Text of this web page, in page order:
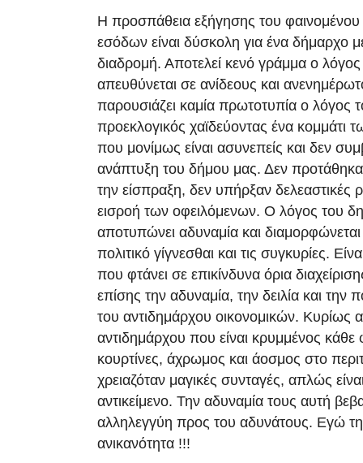
Η προσπάθεια εξήγησης του
εσόδων είναι δύσκολη για ένα δήμαρχο
διαδρομή. Αποτελεί κενό γράμμα ο λόγος
απευθύνεται σε ανίδεους και
παρουσιάζει καμία πρωτοτυπία ο λόγος
προεκλογικός χαϊδεύοντας ένα κομμάτι
που μονίμως είναι ασυνεπείς και δεν
ανάπτυξη του δήμου μας. Δεν
την είσπραξη, δεν υπήρξαν δελεαστικές
εισροή των οφειλόμενων. Ο λόγος του
αποτυπώνει αδυναμία και
πολιτικό γίγνεσθαι και τις συγκυρίες.
που φτάνει σε επικίνδυνα όρια
επίσης την αδυναμία, την δειλία και την
του αντιδημάρχου οικονομικών. Κυρίως
αντιδημάρχου που είναι κρυμμένος
κουρτίνες, άχρωμος και άοσμος στο
χρειαζόταν μαγικές συνταγές, απλώς
αντικείμενο. Την αδυναμία τους αυτή
αλληλεγγύη προς του αδυνάτους. Εγώ
ανικανότητα !!!